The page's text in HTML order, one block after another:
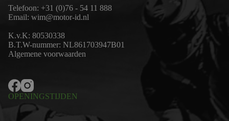
Telefoon: +31 (0)76 - 54 11 888
Email: wim@motor-id.nl
K.v.K: 80530338
B.T.W-nummer: NL861703947B01
Algemene voorwaarden
OPENINGSTIJDEN